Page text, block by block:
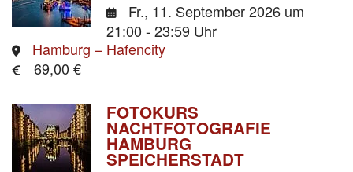
Fr., 11. September 2026 um
21:00 - 23:59 Uhr
Hamburg – Hafencity
69,00 €
FOTOKURS
NACHTFOTOGRAFIE
HAMBURG
SPEICHERSTADT